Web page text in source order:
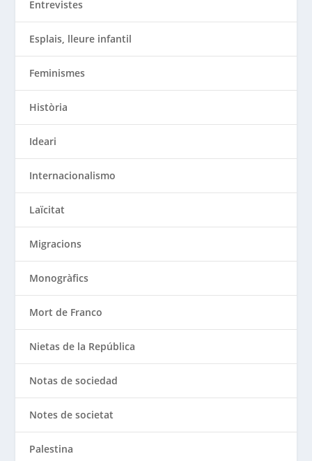
Entrevistes
Esplais, lleure infantil
Feminismes
Història
Ideari
Internacionalismo
Laïcitat
Migracions
Monogràfics
Mort de Franco
Nietas de la República
Notas de sociedad
Notes de societat
Palestina